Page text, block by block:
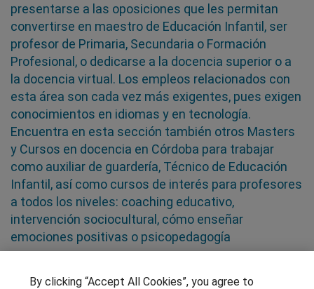
presentarse a las oposiciones que les permitan
convertirse en maestro de Educación Infantil, ser
profesor de Primaria, Secundaria o Formación
Profesional, o dedicarse a la docencia superior o a
la docencia virtual. Los empleos relacionados con
esta área son cada vez más exigentes, pues exigen
conocimientos en idiomas y en tecnología.
Encuentra en esta sección también otros Masters
y Cursos en docencia en Córdoba para trabajar
como auxiliar de guardería, Técnico de Educación
Infantil, así como cursos de interés para profesores
a todos los niveles: coaching educativo,
intervención sociocultural, cómo enseñar
emociones positivas o psicopedagogía
SÍGUENOS EN LAS REDES
By clicking “Accept All Cookies”, you agree to